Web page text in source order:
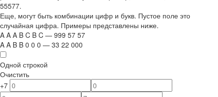
55577.
Еще, могут быть комбинации цифр и букв. Пустое поле это
случайная цифра. Примеры представлены ниже.
A A A B C B C — 999 57 57
A A B B 0 0 0 — 33 22 000
Одной строкой
Очистить
+7